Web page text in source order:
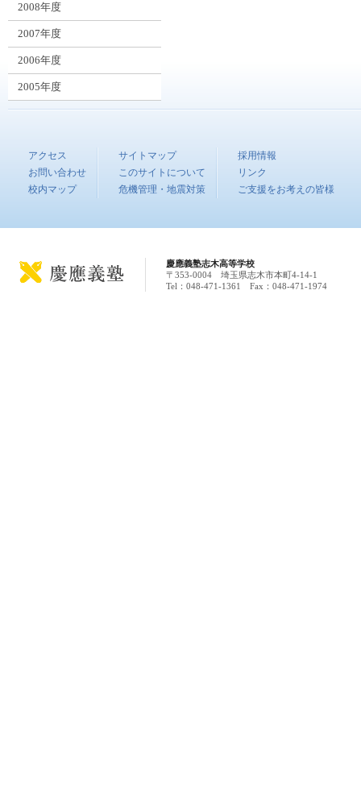
2008年度
2007年度
2006年度
2005年度
アクセス
お問い合わせ
校内マップ
サイトマップ
このサイトについて
危機管理・地震対策
採用情報
リンク
ご支援をお考えの皆様
慶應義塾志木高等学校
〒353-0004 埼玉県志木市本町4-14-1
Tel：048-471-1361 Fax：048-471-1974